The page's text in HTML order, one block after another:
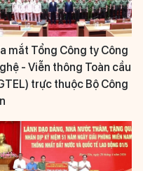
mắt Tổng Công ty Công
- Viễn thông Toàn cầu
trực thuộc Bộ Công